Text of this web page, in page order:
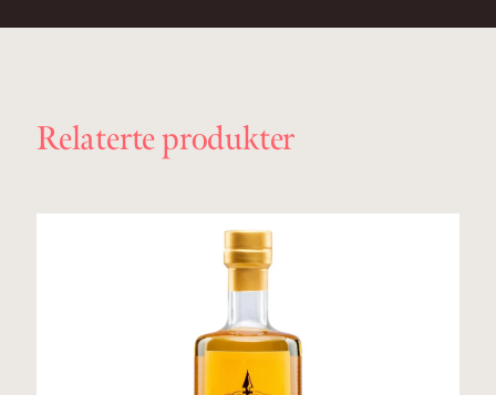
Relaterte produkter